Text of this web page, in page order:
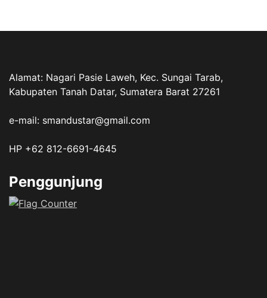
Alamat: Nagari Pasie Laweh, Kec. Sungai Tarab,
Kabupaten Tanah Datar, Sumatera Barat 27261
e-mail: smandustar@gmail.com
HP +62 812-6691-4645
Penggunjung